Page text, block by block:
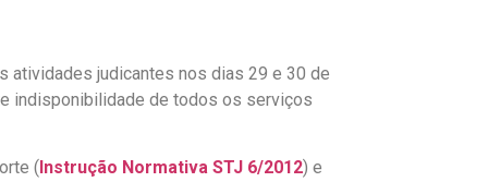
atividades judicantes nos dias 29 e 30 de
indisponibilidade de todos os serviços
( Instrução Normativa STJ 6/2012) e